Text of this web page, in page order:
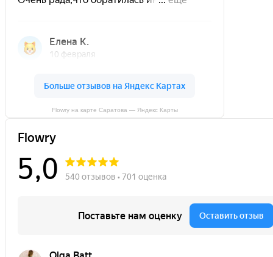
Flowry на карте Саратова — Яндекс Карты